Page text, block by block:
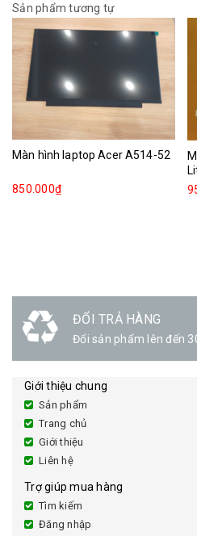
Sản phẩm tương tự
Màn hình laptop Acer A514-52
850.000₫
ĐỔI TRẢ HÀNG
Đổi sản phẩm lên đến
Giới thiệu chung
Sản phẩm
Trang chủ
Giới thiệu
Liên hệ
Trợ giúp mua hàng
Tìm kiếm
Đăng nhập